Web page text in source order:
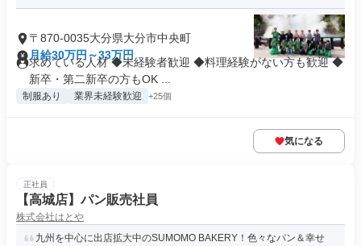
〒870-0035大分県大分市中央町
月給30万円～33万円
求めている人材 ◆未経験者歓迎 ◆料理経験がない方も歓迎 ◆
新卒・第二新卒の方もOK ...
制服あり 業界未経験歓迎 +25個
気になる
正社員
【高城店】パン販売社員
株式会社はとや
九州を中心に出店拡大中のSUMOMO BAKERY！色々なパン＆幸せ